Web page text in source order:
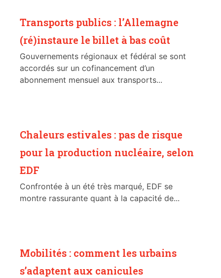
Transports publics : l’Allemagne
(ré)instaure le billet à bas coût
Gouvernements régionaux et fédéral se sont
accordés sur un cofinancement d’un
abonnement mensuel aux transports...
Chaleurs estivales : pas de risque
pour la production nucléaire, selon
EDF
Confrontée à un été très marqué, EDF se
montre rassurante quant à la capacité de...
Mobilités : comment les urbains
s’adaptent aux canicules